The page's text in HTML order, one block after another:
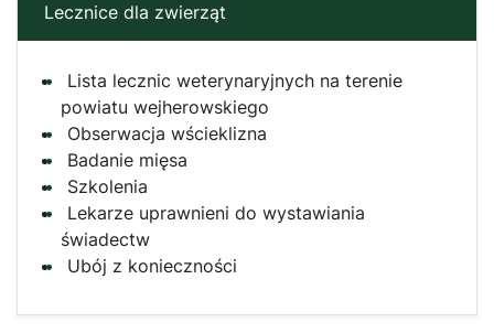
Lecznice dla zwierząt
Lista lecznic weterynaryjnych na terenie
powiatu wejherowskiego
Obserwacja wścieklizna
Badanie mięsa
Szkolenia
Lekarze uprawnieni do wystawiania
świadectw
Ubój z konieczności